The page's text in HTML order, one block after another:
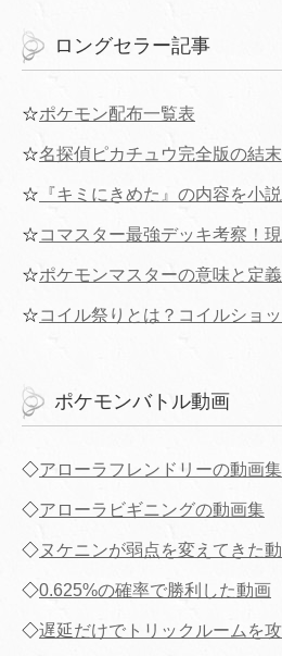
ロングセラー記事
☆ポケモン配布一覧表
☆名探偵ピカチュウ完全版の結
☆ 『キミにきめた』の内容を小
☆コマスター最強デッキ考察！
☆ポケモンマスターの意味と定
☆コイル祭りとは？コイルショ
ポケモンバトル動画
◇アローラフレンドリーの動画集
◇アローラビギニングの動画集
◇ヌケニンが弱点を変えてきた
◇0.625%の確率で勝利した動画
◇遅延だけでトリックルームを